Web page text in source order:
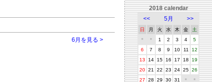
6月を見る >
2018 calendar
<<
5月 >>
日 月 火 水 木 金
土
＊
＊ 1 2 3 4
5
6
7 8 9 10 11
12
13
14 15 16 17 18
19
20 21 22 23 24 25 26
27
28 29 30 31 ＊ ＊